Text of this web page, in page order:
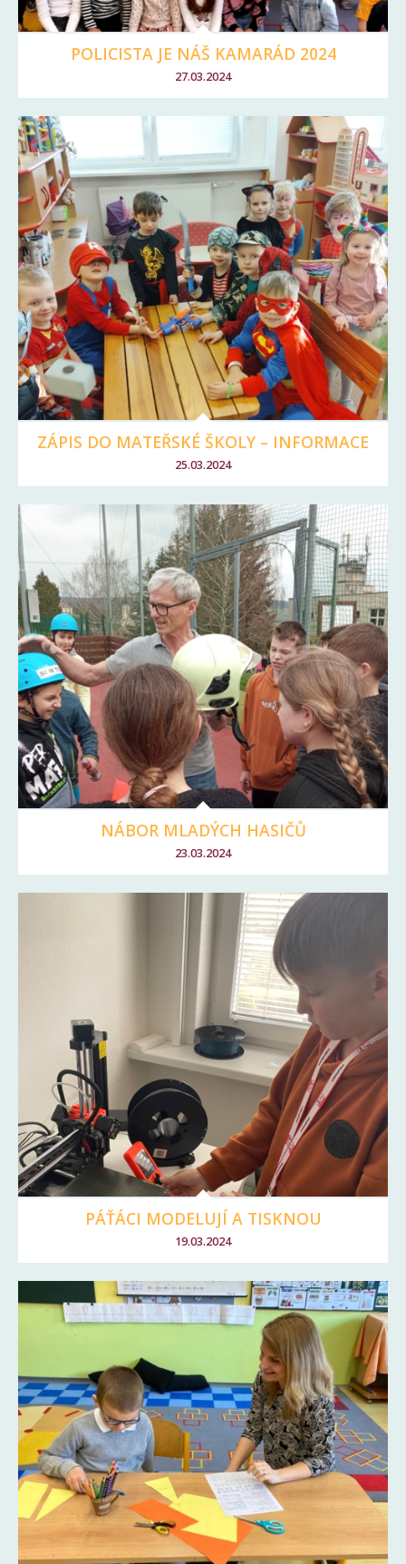
POLICISTA JE NÁŠ KAMARÁD 2024
27.03.2024
ZÁPIS DO MATEŘSKÉ ŠKOLY – INFORMACE
25.03.2024
NÁBOR MLADÝCH HASIČŮ
23.03.2024
PÁŤÁCI MODELUJÍ A TISKNOU
19.03.2024